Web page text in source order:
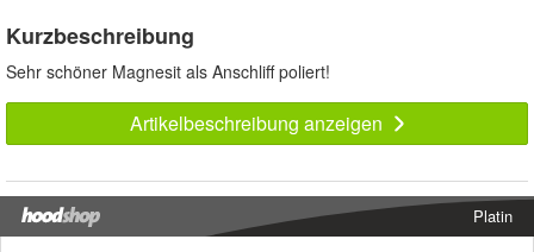
Kurzbeschreibung
Sehr schöner Magnesit als Anschliff poliert!
Artikelbeschreibung anzeigen
Platin